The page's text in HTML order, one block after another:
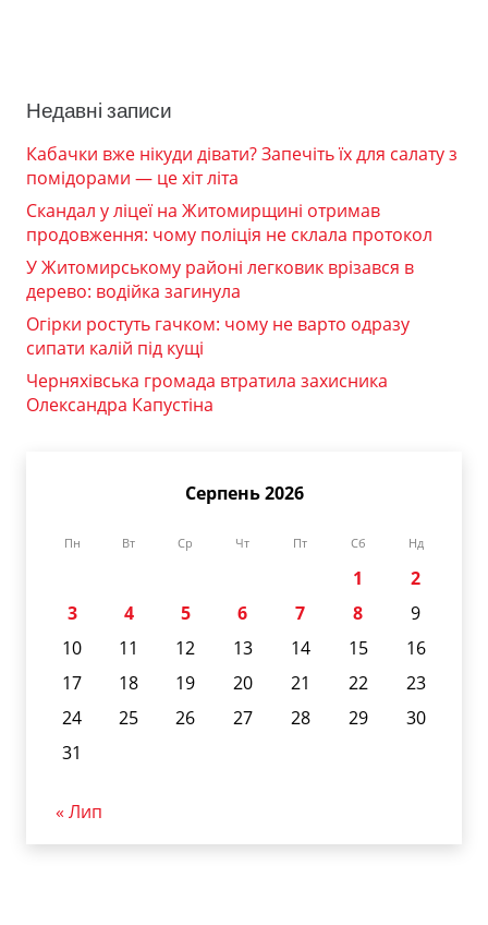
Недавні записи
Кабачки вже нікуди дівати? Запечіть їх для салату з
помідорами — це хіт літа
Скандал у ліцеї на Житомирщині отримав
продовження: чому поліція не склала протокол
У Житомирському районі легковик врізався в
дерево: водійка загинула
Огірки ростуть гачком: чому не варто одразу
сипати калій під кущі
Черняхівська громада втратила захисника
Олександра Капустіна
Серпень 2026
Пн Вт Ср Чт Пт Сб Нд
1
2
3
4 5 6 7 8
9
10
11 12 13 14 15
16
17
18 19 20 21 22
23
24
25 26 27 28 29
30
31
« Лип